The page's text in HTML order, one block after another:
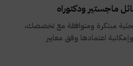
ماجستير ودكتوراه
مبتكرة ومتوافقة مع تخصصك،
اعتمادها وفق معايير